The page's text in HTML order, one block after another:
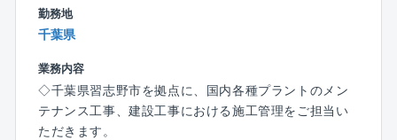
【教育体制】
一定の研修体制は整えています。
入社後はまず1～2週間ほど本社での研修を受けていた
だき、社内システムの使い方、各種申請の方法、解体
工事に関する基礎知識、安全管理について学んでいた
だきます。
勤務地
千葉県
業務内容
◇千葉県習志野市を拠点に、国内各種プラントのメン
テナンス⼯事、建設⼯事における施工管理をご担当い
ただきます。